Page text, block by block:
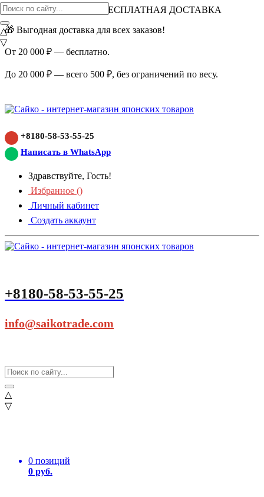
ВНИМАНИЕ АКЦИЯ!
БЕСПЛАТНАЯ ДОСТАВКА
🎁 Выгодная доставка для всех заказов!
От 20 000 ₽ — бесплатно.
До 20 000 ₽ — всего 500 ₽, без ограничений по весу.
+8180-58-53-55-25
Написать в WhatsApp
Здравствуйте, Гость!
Избранное ()
Личный кабинет
Создать аккаунт
+8180-58-53-55-25
info@saikotrade.com
△
▽
0 позиций
0 руб.
△
▽